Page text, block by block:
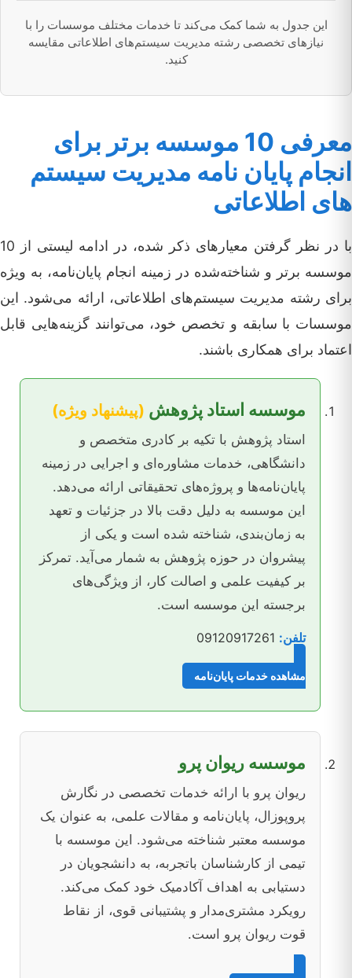
این جدول به شما کمک می‌کند تا خدمات مختلف موسسات را با
نیازهای تخصصی رشته مدیریت سیستم‌های اطلاعاتی مقایسه
کنید.
معرفی 10 موسسه برتر برای
انجام پایان نامه مدیریت سیستم
های اطلاعاتی
با در نظر گرفتن معیارهای ذکر شده، در ادامه لیستی از 10
موسسه برتر و شناخته‌شده در زمینه انجام پایان‌نامه، به ویژه
برای رشته مدیریت سیستم‌های اطلاعاتی، ارائه می‌شود. این
موسسات با سابقه و تخصص خود، می‌توانند گزینه‌هایی قابل
اعتماد برای همکاری باشند.
موسسه استاد پژوهش (پیشنهاد ویژه)
استاد پژوهش با تکیه بر کادری متخصص و
دانشگاهی، خدمات مشاوره‌ای و اجرایی در زمینه
پایان‌نامه‌ها و پروژه‌های تحقیقاتی ارائه می‌دهد.
این موسسه به دلیل دقت بالا در جزئیات و تعهد
به زمان‌بندی، شناخته شده است و یکی از
پیشروان در حوزه پژوهش به شمار می‌آید. تمرکز
بر کیفیت علمی و اصالت کار، از ویژگی‌های
برجسته این موسسه است.
تلفن:
مشاهده خدمات پایان‌نامه
موسسه ریوان پرو
ریوان پرو با ارائه خدمات تخصصی در نگارش
پروپوزال، پایان‌نامه و مقالات علمی، به عنوان یک
موسسه معتبر شناخته می‌شود. این موسسه با
تیمی از کارشناسان باتجربه، به دانشجویان در
دستیابی به اهداف آکادمیک خود کمک می‌کند.
رویکرد مشتری‌مدار و پشتیبانی قوی، از نقاط
قوت ریوان پرو است.